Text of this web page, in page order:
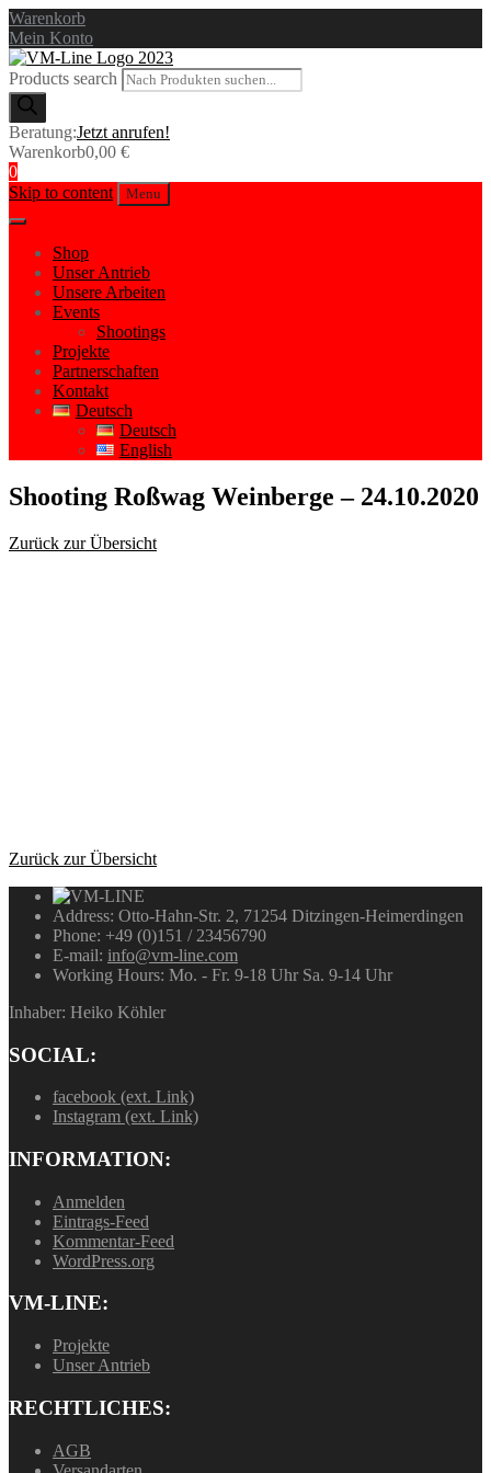
Warenkorb
Mein Konto
Products search
Beratung:Jetzt anrufen!
Warenkorb0,00 €
0
Skip to content
Menu
Shop
Unser Antrieb
Unsere Arbeiten
Events
Shootings
Projekte
Partnerschaften
Kontakt
Deutsch
Deutsch
English
Shooting Roßwag Weinberge – 24.10.2020
Zurück zur Übersicht
Zurück zur Übersicht
Address: Otto-Hahn-Str. 2, 71254 Ditzingen-Heimerdingen
Phone: +49 (0)151 / 23456790
E-mail: info@vm-line.com
Working Hours: Mo. - Fr. 9-18 Uhr Sa. 9-14 Uhr
Inhaber: Heiko Köhler
SOCIAL:
facebook (ext. Link)
Instagram (ext. Link)
INFORMATION:
Anmelden
Eintrags-Feed
Kommentar-Feed
WordPress.org
VM-LINE:
Projekte
Unser Antrieb
RECHTLICHES:
AGB